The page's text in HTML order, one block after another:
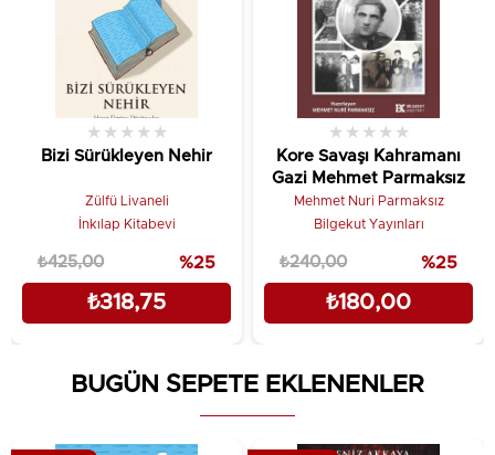
Bizi Sürükleyen Nehir
★ ★ ★ ★ ★
Zülfü Livaneli
İnkılap Kitabevi
₺318,75
₺425,00 %25
Kore Savaşı Kahramanı
Gazi Mehmet Parmaksız
★ ★ ★ ★ ★
Mehmet Nuri Parmaksız
Bilgekut Yayınları
₺180,00
₺240,00 %25
BUGÜN SEPETE EKLENENLER